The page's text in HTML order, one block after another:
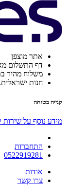
אתר מוצפן
דף התשלום
משלוח מהיר
חנות
קנייה בטוחה
מידע נוסף על שירות
התחברות
0522919281
אודות
צרו קשר